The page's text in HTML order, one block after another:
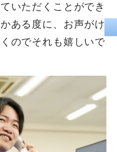
いただくことができ
ある度に、お声がけ
のでそれも嬉しいで